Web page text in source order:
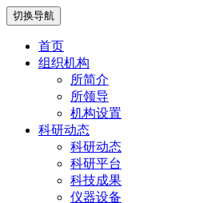
切换导航
首页
组织机构
所简介
所领导
机构设置
科研动态
科研动态
科研平台
科技成果
仪器设备